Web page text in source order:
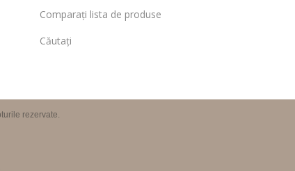
Comparați lista de produse
Căutați
rezervate.